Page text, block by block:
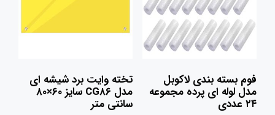
فوم بسته بندی لاکوبل
مدل لوله ای پرده مجموعه
۲۴ عددی
تخته وایت برد شیشه ای
مدل CG۸۶ سایز ۶۰×۸۰
سانتی متر